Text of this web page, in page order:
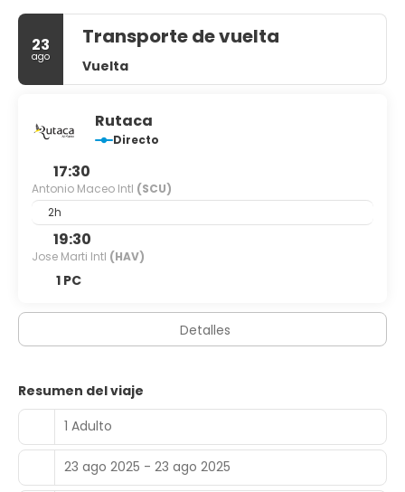
23
ago
Transporte de vuelta
Vuelta
Rutaca
Directo
17:30
Antonio Maceo Intl (SCU)
2h
19:30
Jose Marti Intl (HAV)
1 PC
Detalles
Resumen del viaje
1 Adulto
23 ago 2025 - 23 ago 2025